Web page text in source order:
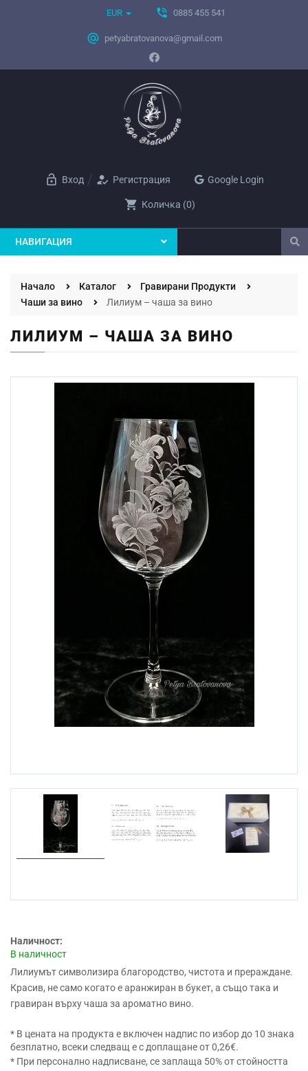
EUR phone_in_talk 0885 455 541
alternate_email petyabratovanova@gmail.com
lock_open Вход how_to_reg Регистрация Google Login
shopping_cart Количка (0)
НАВИГАЦИЯ
Начало Каталог
Гравирани Продукти
Чаши за вино
Лилиум – чаша за вино
ЛИЛИУМ – ЧАША ЗА ВИНО
Наличност:
В наличност
Лилиумът символизира благородство, чистота и прераждане.
Красив, не само когато е аранжиран в букет, а също така и
гравиран върху чаша за ароматно вино.
* В цената на продукта е включен надпис по избор до 10 знака
безплатно, всеки следващ е с доплащане от 0,26€.
* При персонално надписване, се заплаща 50% от стойността